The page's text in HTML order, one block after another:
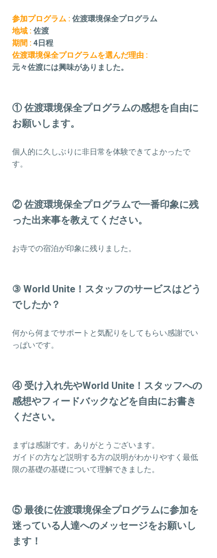
参加プログラム : 佐渡環境保全プログラム
地域 : 佐渡
期間 : 4日程
佐渡環境保全プログラムを選んだ理由 :
元々佐渡には興味がありました。
① 佐渡環境保全プログラムの感想を自由に
お願いします。
個人的に久しぶりに非日常を体験できてよかったで
す。
② 佐渡環境保全プログラムで一番印象に残
った出来事を教えてください。
お寺での宿泊が印象に残りました。
③ World Unite！スタッフのサービスはどう
でしたか？
何から何までサポートと気配りをしてもらい感謝でい
っぱいです。
④ 受け入れ先やWorld Unite！スタッフへの
感想やフィードバックなどを自由にお書き
ください。
まずは感謝です。ありがとうございます。
ガイドの方など説明する方の説明がわかりやすく最低
限の基礎の基礎について理解できました。
⑤ 最後に佐渡環境保全プログラムに参加を
迷っている人達へのメッセージをお願いし
ます！